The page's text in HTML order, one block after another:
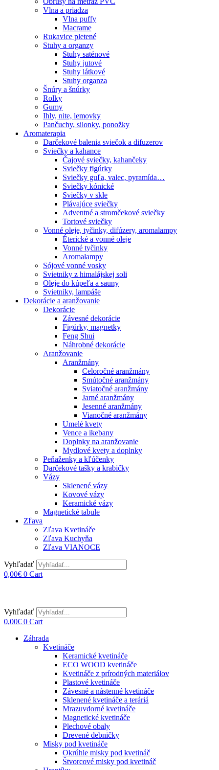
Vlna a priadza
Vlna puffy
Macrame
Rukavice pletené
Stuhy a organzy
Stuhy saténové
Stuhy jutové
Stuhy látkové
Stuhy organza
Šnúry a šnúrky
Rolky
Gumy
Ihly, nite, lemovky
Pančuchy, silonky, ponožky
Aromaterapia
Darčekové balenia sviečok a difuzerov
Sviečky a kahance
Čajové sviečky, kahančeky
Sviečky figúrky
Sviečky guľa, valec, pyramída…
Sviečky kónické
Sviečky v skle
Plávajúce sviečky
Adventné a stromčekové sviečky
Tortové sviečky
Vonné oleje, tyčinky, difúzery, aromalampy
Éterické a vonné oleje
Vonné tyčinky
Aromalampy
Sójové vonné vosky
Svietniky z himalájskej soli
Oleje do kúpeľa a sauny
Svietniky, lampáše
Dekorácie a aranžovanie
Dekorácie
Závesné dekorácie
Figúrky, magnetky
Feng Shui
Náhrobné dekorácie
Aranžovanie
Aranžmány
Celoročné aranžmány
Smútočné aranžmány
Sviatočné aranžmány
Jarné aranžmány
Jesenné aranžmány
Vianočné aranžmány
Umelé kvety
Vence a ikebany
Doplnky na aranžovanie
Mydlové kvety a doplnky
Peňaženky a kľúčenky
Darčekové tašky a krabičky
Vázy
Sklenené vázy
Kovové vázy
Keramické vázy
Magnetické tabule
Zľava
Zľava Kvetináče
Zľava Kuchyňa
Zľava VIANOCE
Vyhľadať
0,00€ 0 Cart
Vyhľadať
0,00€ 0 Cart
Záhrada
Kvetináče
Keramické kvetináče
ECO WOOD kvetináče
Kvetináče z prírodných materiálov
Plastové kvetináče
Závesné a nástenné kvetináče
Sklenené kvetináče a teráriá
Mrazuvdorné kvetináče
Magnetické kvetináče
Plechové obaly
Drevené debničky
Misky pod kvetináče
Okrúhle misky pod kvetináč
Štvorcové misky pod kvetináč